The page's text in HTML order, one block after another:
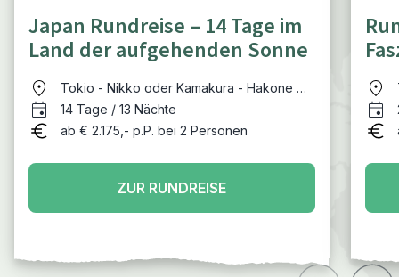
Japan Rundreise – 14 Tage im
Land der aufgehenden Sonne
Tokio - Nikko oder Kamakura - Hakone mit
Fuji - Kyoto - Himeji - Hiroshima - Osaka;
optionale Verlängerung in Koyasan oder
14 Tage / 13 Nächte
ab € 2.175,- p.P. bei 2 Personen
ZUR RUNDREISE